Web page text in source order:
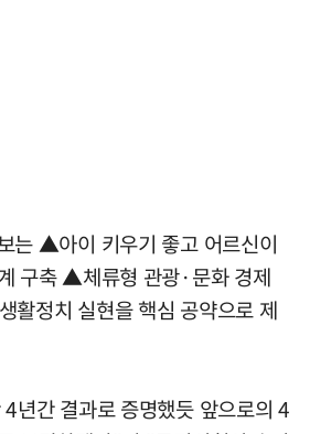
는 ▲아이 키우기 좋고 어르신이
구축 ▲체류형 관광·문화 경제
활정치 실현을 핵심 공약으로 제
년간 결과로 증명했듯 앞으로의 4